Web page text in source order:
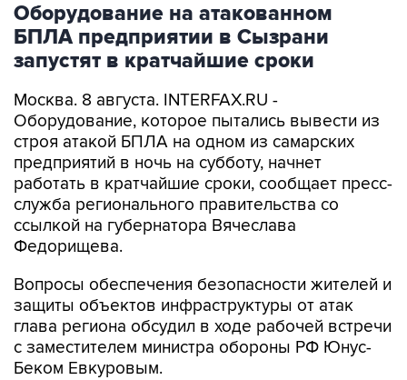
Оборудование на атакованном
БПЛА предприятии в Сызрани
запустят в кратчайшие сроки
Москва. 8 августа. INTERFAX.RU -
Оборудование, которое пытались вывести из
строя атакой БПЛА на одном из самарских
предприятий в ночь на субботу, начнет
работать в кратчайшие сроки, сообщает пресс-
служба регионального правительства со
ссылкой на губернатора Вячеслава
Федорищева.
Вопросы обеспечения безопасности жителей и
защиты объектов инфраструктуры от атак
глава региона обсудил в ходе рабочей встречи
с заместителем министра обороны РФ Юнус-
Беком Евкуровым.